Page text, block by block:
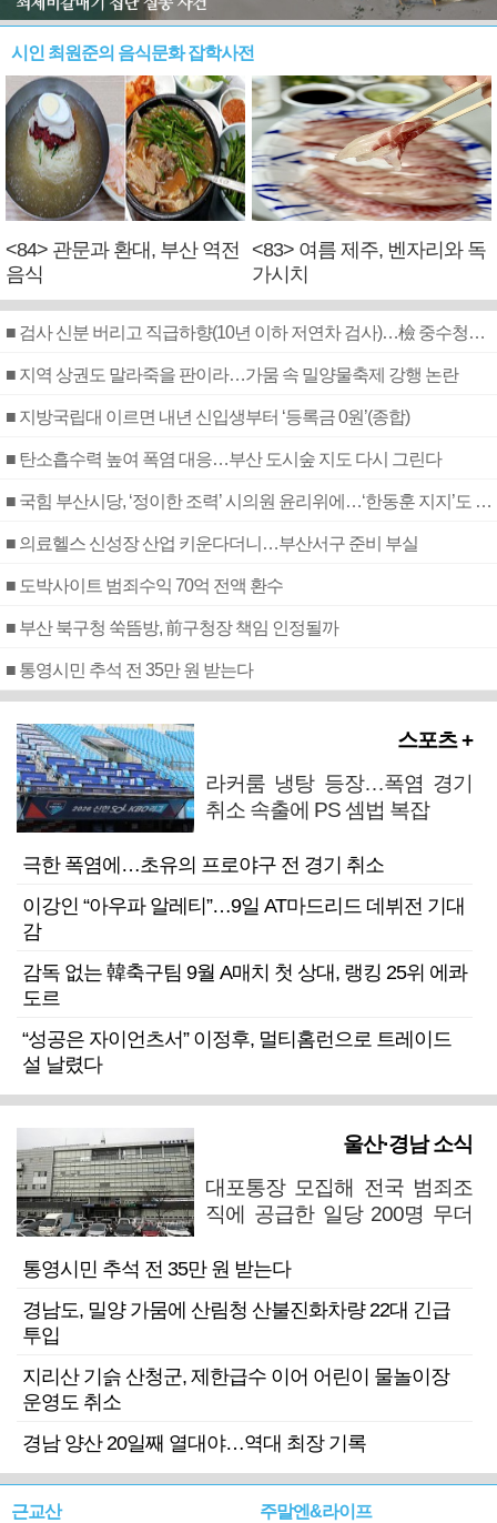
시인 최원준의 음식문화 잡학사전
<84> 관문과 환대, 부산 역전
음식
<83> 여름 제주, 벤자리와 독
가시치
■ 검사 신분 버리고 직급하향(10년 이하 저연차 검사)…檢 중수청행 기피
■ 지역 상권도 말라죽을 판이라…가뭄 속 밀양물축제 강행 논란
■ 지방국립대 이르면 내년 신입생부터 ‘등록금 0원’(종합)
■ 탄소흡수력 높여 폭염 대응…부산 도시숲 지도 다시 그린다
■ 국힘 부산시당, ‘정이한 조력’ 시의원 윤리위에…‘한동훈 지지’도 신고접수
■ 의료헬스 신성장 산업 키운다더니…부산서구 준비 부실
■ 도박사이트 범죄수익 70억 전액 환수
■ 부산 북구청 쑥뜸방, 前구청장 책임 인정될까
■ 통영시민 추석 전 35만 원 받는다
스포츠 +
라커룸 냉탕 등장…폭염 경기
취소 속출에 PS 셈법 복잡
극한 폭염에…초유의 프로야구 전 경기 취소
이강인 “아우파 알레티”…9일 AT마드리드 데뷔전 기대
감
감독 없는 韓축구팀 9월 A매치 첫 상대, 랭킹 25위 에콰
도르
“성공은 자이언츠서” 이정후, 멀티홈런으로 트레이드
설 날렸다
울산·경남 소식
대포통장 모집해 전국 범죄조
직에 공급한 일당 200명 무더
통영시민 추석 전 35만 원 받는다
경남도, 밀양 가뭄에 산림청 산불진화차량 22대 긴급
투입
지리산 기슭 산청군, 제한급수 이어 어린이 물놀이장
운영도 취소
경남 양산 20일째 열대야…역대 최장 기록
근교산 주말엔&라이프